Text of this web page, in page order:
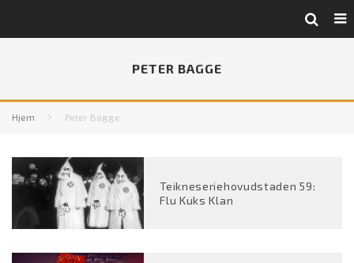
PETER BAGGE
Hjem Peter Bagge
Teikneseriehovudstaden 59:
Flu Kuks Klan